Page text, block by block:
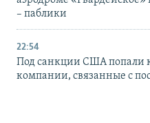
– паблики
22:54
Под санкции США попали
компании, связанные с